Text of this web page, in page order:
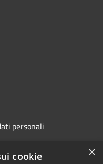
personali
×
cookie